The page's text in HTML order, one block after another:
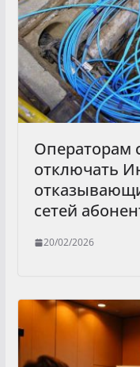
Операторам
отключать
сетей
20/02/2026